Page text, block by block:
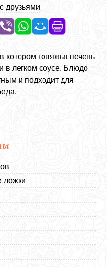
друзьями
котором говяжья печень
в легком соусе. Блюдо
и подходит для
ложки